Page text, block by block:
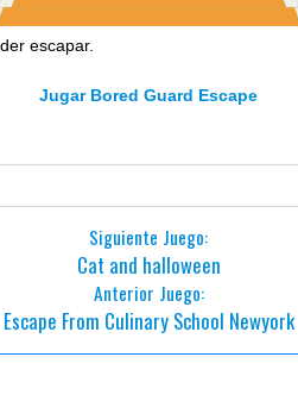
escapar.
Jugar Bored Guard Escape
Siguiente Juego:
Cat and halloween
Anterior Juego:
Escape From Culinary School Newyork